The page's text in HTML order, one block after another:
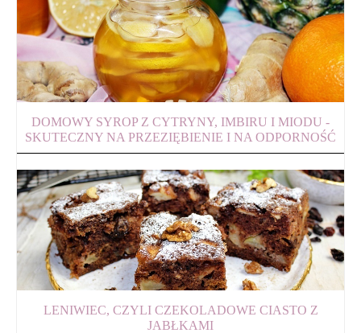
DOMOWY SYROP Z CYTRYNY, IMBIRU I MIODU -
SKUTECZNY NA PRZEZIĘBIENIE I NA ODPORNOŚĆ
LENIWIEC, CZYLI CZEKOLADOWE CIASTO Z
JABŁKAMI